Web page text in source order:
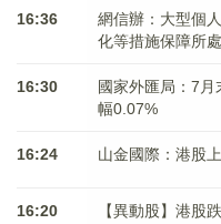
16:36
網信辦：大型個
化等措施保障所
16:30
國家外匯局：7
幅0.07%
16:24 山金國際：港股
16:20
【異動股】港股